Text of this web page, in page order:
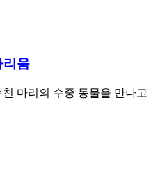
리움
마리의 수중 동물을 만나고